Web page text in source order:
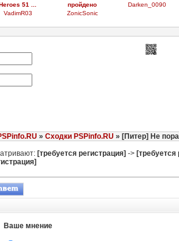
51 ...
VadimR03
пройдено
ZonicSonic
Darken_0090
» Сходки PSPinfo.RU » [Питер] Не
[требуется регистрация] -> [требуется
Ваше мнение